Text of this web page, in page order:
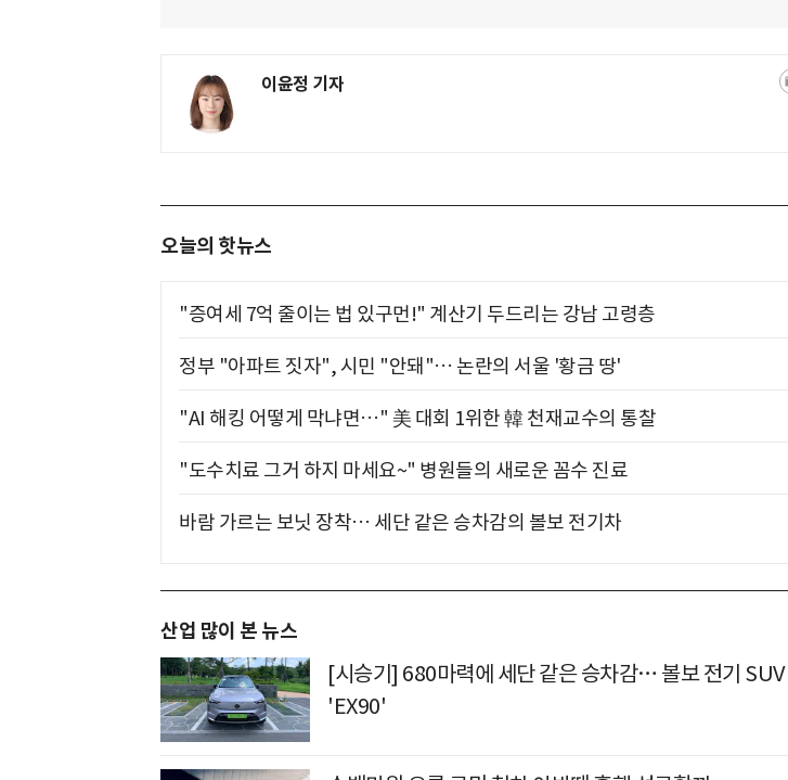
이윤정 기자
오늘의 핫뉴스
"증여세 7억 줄이는 법 있구먼!" 계산기 두드리는 강남 고령층
정부 "아파트 짓자", 시민 "안돼"… 논란의 서울 '황금 땅'
"AI 해킹 어떻게 막냐면…" 美 대회 1위한 韓 천재교수의 통찰
"도수치료 그거 하지 마세요~" 병원들의 새로운 꼼수 진료
바람 가르는 보닛 장착… 세단 같은 승차감의 볼보 전기차
산업 많이 본 뉴스
[시승기] 680마력에 세단 같은 승차감… 볼보 전기 SUV
'EX90'